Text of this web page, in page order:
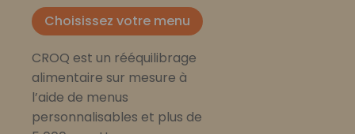
Choisissez votre menu
CROQ est un rééquilibrage
alimentaire sur mesure à
l’aide de menus
personnalisables et plus de